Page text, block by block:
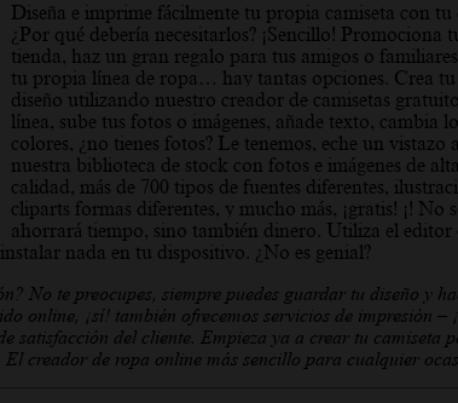
Diseña e imprime fácilmente tu propia camiseta con tu
¿Por qué debería necesitarlos? ¡Sencillo! Promociona
tienda, haz un gran regalo para tus amigos o
tu propia línea de ropa… hay tantas opciones. Crea
diseño utilizando nuestro creador de camisetas
línea, sube tus fotos o imágenes, añade texto, cambia
colores, ¿no tienes fotos? Le tenemos, eche un vistazo a
nuestra biblioteca de stock con fotos e imágenes de alta
calidad, más de 700 tipos de fuentes diferentes,
cliparts formas diferentes, y mucho más, ¡gratis! ¡! No
ahorrará tiempo, sino también dinero. Utiliza el editor
nada en tu dispositivo. ¿No es genial?
No te preocupes, siempre puedes guardar tu diseño y
online, ¡sí! también ofrecemos servicios de impresión –
satisfacción del cliente. Empieza ya a crear tu camiseta
creador de ropa online más sencillo para cualquier